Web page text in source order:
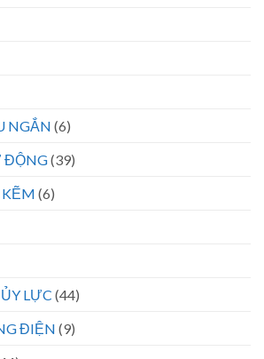
NGẮN (6)
ĐỘNG(39)
KẼM (6)
LỰC (44)
ĐIỆN (9)